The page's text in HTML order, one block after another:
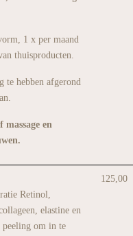
1 x per maand
thuisproducten.
te hebben afgerond
massage en
Retinol,
elastine en
peeling om in te
125,00